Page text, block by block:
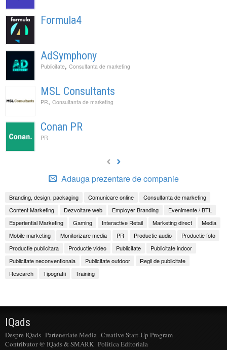
Formula4
AdSymphony
Publicitate, Consultanta de marketing
MSL Consultants
PR, Consultanta de marketing
Conan PR
PR
Adauga prezentare de companie
Branding, design, packaging Comunicare online
Consultanta de marketing
Content Marketing
Dezvoltare web Employer Branding
Evenimente / BTL
Experiential Marketing
Gaming Interactive Retail Marketing direct
Media
Mobile marketing
Monitorizare media PR Productie audio
Productie foto
Productie publicitara
Productie video Publicitate
Publicitate indoor
Publicitate neconventionala
Publicitate outdoor
Regii de publicitate
Research
Tipografii Training
IQads
Despre IQads Parteneriate Media Creative Start-Up Program
Contributor @ IQads & SMARK Politica Editoriala